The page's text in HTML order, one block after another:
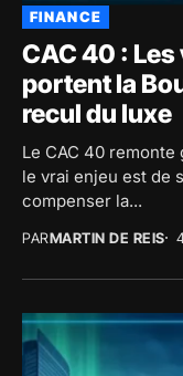
FINANCE
CAC 40 :
portent la
recul du luxe
Le CAC 40
le vrai enjeu est de
compenser la...
PARMARTIN DE REIS